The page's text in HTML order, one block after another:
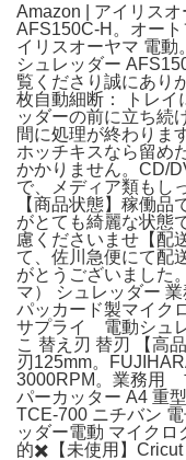
Amazon | アイリス
AFS150C-H。オー
イリスオーヤマ 電動
シュレッダー
覧くださり誠にあり
枚自動細断： トレイ
ッダーの前に立ち続
間に処理が終わりま
ホッチキスなら留め
かかりません。​CD/
で、メディア類もし
【商品状態】稼働
がとても綺麗な状態
慮くださいませ【配
て、佐川急便にて配
がとうございました
マ） シュレッダー
パッカード製マイク
サプライ 電動シュ
こ 替え刃 替刃 【高
刃125mm。
3000RPM。業務
パーカッター A4
TCE-700 ニチバン
ッダー電動 マイクロ
的✖️【未使用】